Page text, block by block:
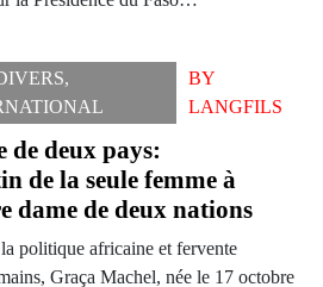
,
BY
LANGFILS
de deux pays:
de la seule femme à
dame de deux nations
politique africaine et fervente
Graça Machel, née le 17 octobre